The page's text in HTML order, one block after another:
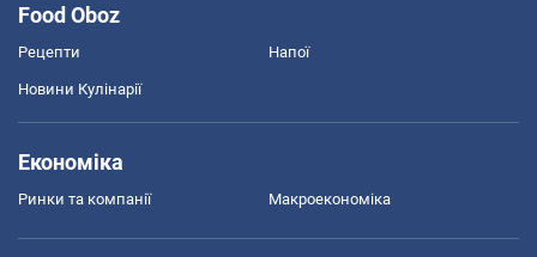
Food Oboz
Рецепти Напої
Новини Кулінарії
Економіка
Ринки та компанії Макроекономіка